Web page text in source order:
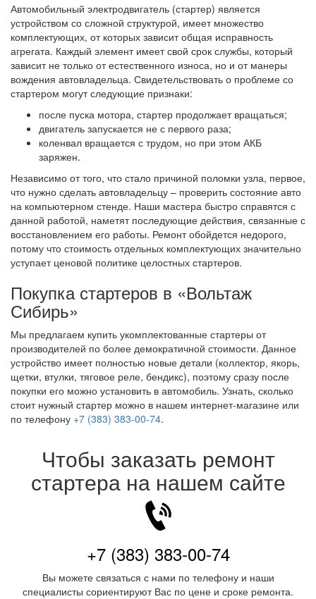
Автомобильный электродвигатель (стартер) является
устройством со сложной структурой, имеет множество
комплектующих, от которых зависит общая исправность
агрегата. Каждый элемент имеет свой срок службы, который
зависит не только от естественного износа, но и от манеры
вождения автовладельца. Свидетельствовать о проблеме со
стартером могут следующие признаки:
после пуска мотора, стартер продолжает вращаться;
двигатель запускается не с первого раза;
коленвал вращается с трудом, но при этом АКБ
заряжен.
Независимо от того, что стало причиной поломки узла, первое,
что нужно сделать автовладельцу – проверить состояние авто
на компьютерном стенде. Наши мастера быстро справятся с
данной работой, наметят последующие действия, связанные с
восстановлением его работы. Ремонт обойдется недорого,
потому что стоимость отдельных комплектующих значительно
уступает ценовой политике целостных стартеров.
Покупка стартеров в «Вольтаж
Сибирь»
Мы предлагаем купить укомплектованные стартеры от
производителей по более демократичной стоимости. Данное
устройство имеет полностью новые детали (коллектор, якорь,
щетки, втулки, тяговое реле, бендикс), поэтому сразу после
покупки его можно установить в автомобиль. Узнать, сколько
стоит нужный стартер можно в нашем интернет-магазине или
по телефону +7 (383) 383-00-74.
Чтобы заказать ремонт
стартера на нашем сайте
+7 (383) 383-00-74
Вы можете связаться с нами по телефону и наши
специалисты сориентируют Вас по цене и сроке ремонта.